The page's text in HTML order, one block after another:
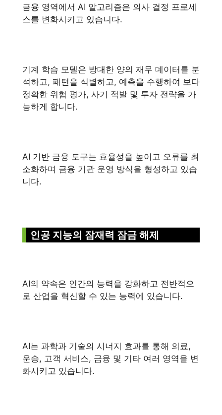
금융 영역에서 AI 알고리즘은 의사 결정 프로세
스를 변화시키고 있습니다.
기계 학습 모델은 방대한 양의 재무 데이터를 분
석하고, 패턴을 식별하고, 예측을 수행하여 보다
정확한 위험 평가, 사기 적발 및 투자 전략을 가
능하게 합니다.
AI 기반 금융 도구는 효율성을 높이고 오류를 최
소화하며 금융 기관 운영 방식을 형성하고 있습
니다.
인공 지능의 잠재력 잠금 해제
AI의 약속은 인간의 능력을 강화하고 전반적으
로 산업을 혁신할 수 있는 능력에 있습니다.
AI는 과학과 기술의 시너지 효과를 통해 의료,
운송, 고객 서비스, 금융 및 기타 여러 영역을 변
화시키고 있습니다.